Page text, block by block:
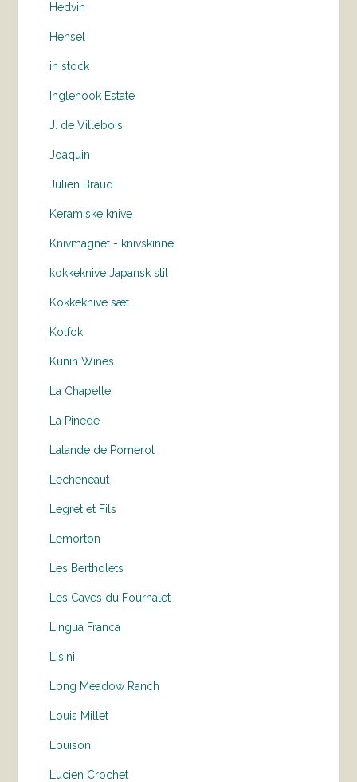
Hedvin
Hensel
in stock
Inglenook Estate
J. de Villebois
Joaquin
Julien Braud
Keramiske knive
Knivmagnet - knivskinne
kokkeknive Japansk stil
Kokkeknive sæt
Kolfok
Kunin Wines
La Chapelle
La Pinede
Lalande de Pomerol
Lecheneaut
Legret et Fils
Lemorton
Les Bertholets
Les Caves du Fournalet
Lingua Franca
Lisini
Long Meadow Ranch
Louis Millet
Louison
Lucien Crochet